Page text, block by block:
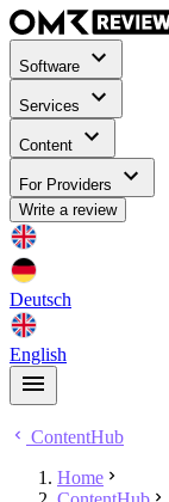
Software
Services
Content
For Providers
Write a review
Deutsch
English
ContentHub
Home